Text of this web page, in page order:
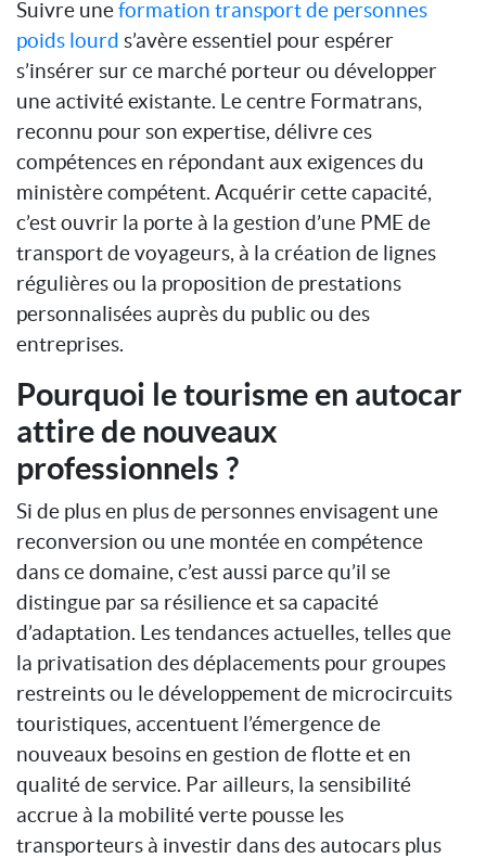
Suivre uneformation transport de personnes
poids lourd s’avère essentiel pour espérer
s’insérer sur ce marché porteur ou développer
une activité existante. Le centre Formatrans,
reconnu pour son expertise, délivre ces
compétences en répondant aux exigences du
ministère compétent. Acquérir cette capacité,
c’est ouvrir la porte à la gestion d’une PME de
transport de voyageurs, à la création de lignes
régulières ou la proposition de prestations
personnalisées auprès du public ou des
entreprises.
Pourquoi le tourisme en autocar
attire de nouveaux
professionnels ?
Si de plus en plus de personnes envisagent une
reconversion ou une montée en compétence
dans ce domaine, c’est aussi parce qu’il se
distingue par sa résilience et sa capacité
d’adaptation. Les tendances actuelles, telles que
la privatisation des déplacements pour groupes
restreints ou le développement de microcircuits
touristiques, accentuent l’émergence de
nouveaux besoins en gestion de flotte et en
qualité de service. Par ailleurs, la sensibilité
accrue à la mobilité verte pousse les
transporteurs à investir dans des autocars plus